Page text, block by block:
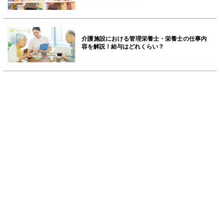
介護施設における管理栄養士・栄養士の仕事内
容を解説！給与はどれくらい？